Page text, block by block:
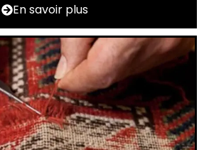
En savoir plus